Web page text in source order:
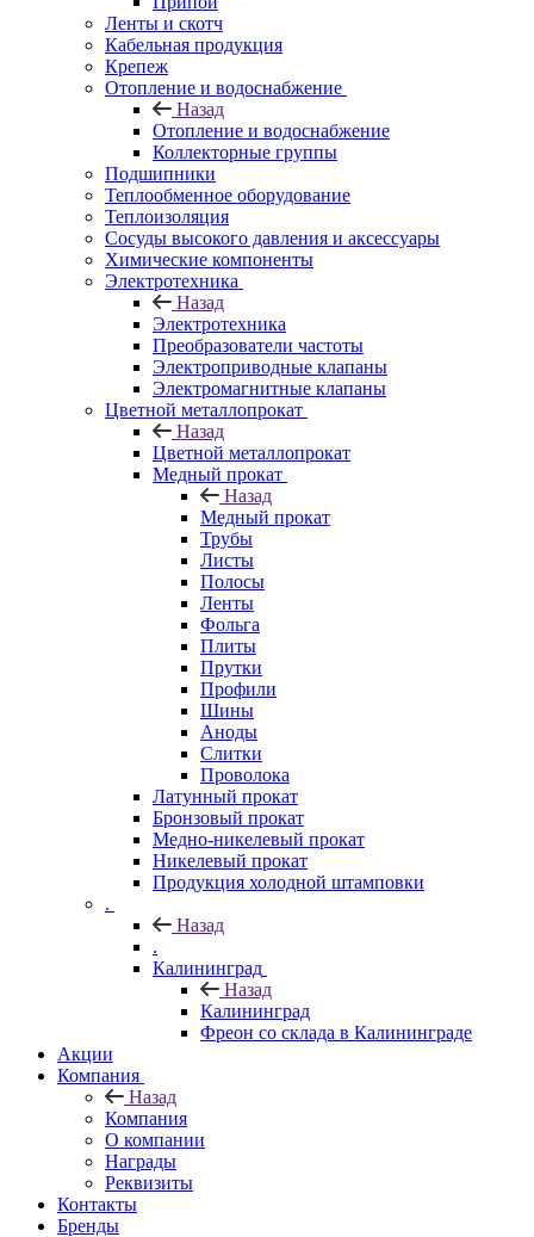
Ленты и скотч
Кабельная продукция
Крепеж
Отопление и водоснабжение
Назад
Отопление и водоснабжение
Коллекторные группы
Подшипники
Теплообменное оборудование
Теплоизоляция
Сосуды высокого давления и аксессуары
Химические компоненты
Электротехника
Назад
Электротехника
Преобразователи частоты
Электроприводные клапаны
Электромагнитные клапаны
Цветной металлопрокат
Назад
Цветной металлопрокат
Медный прокат
Назад
Медный прокат
Трубы
Листы
Полосы
Ленты
Фольга
Плиты
Прутки
Профили
Шины
Аноды
Слитки
Проволока
Латунный прокат
Бронзовый прокат
Медно-никелевый прокат
Никелевый прокат
Продукция холодной штамповки
.
Назад
.
Калининград
Назад
Калининград
Фреон со склада в Калининграде
Акции
Компания
Назад
Компания
О компании
Награды
Реквизиты
Контакты
Бренды